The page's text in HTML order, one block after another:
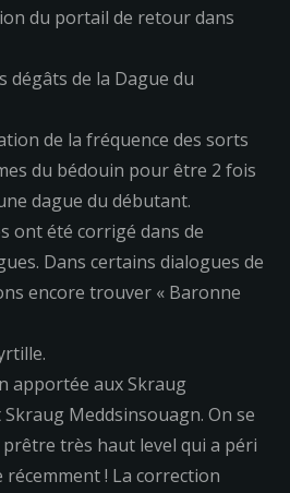
du portail de retour dans
dégâts de la Dague du
de la fréquence des sorts
du bédouin pour être 2 fois
dague du débutant.
ont été corrigé dans de
Dans certains dialogues de
encore trouver « Baronne
apportée aux Skraug
Meddsinsouagn. On se
très haut level qui a péri
récemment ! La correction